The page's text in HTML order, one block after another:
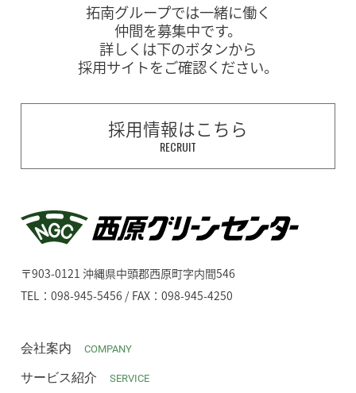
拓南グループでは一緒に働く
仲間を募集中です。
詳しくは下のボタンから
採用サイトをご確認ください。
採用情報はこちら
RECRUIT
〒903-0121 沖縄県中頭郡西原町字内間546
TEL：098-945-5456 / FAX：098-945-4250
会社案内 COMPANY
サービス紹介 SERVICE